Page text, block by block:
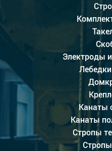
Электроды
Канаты
Канаты
Стропы